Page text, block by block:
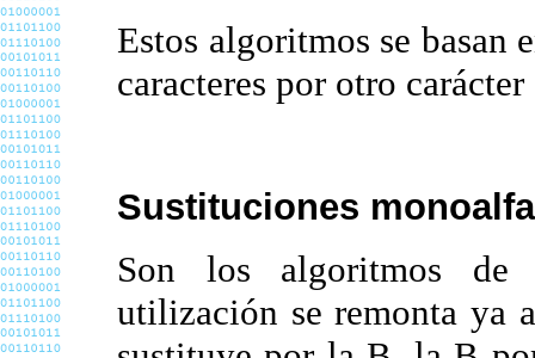
Estos algoritmos se basan
caracteres por otro
Sustituciones
Son los algoritmos de
utilización se remonta ya